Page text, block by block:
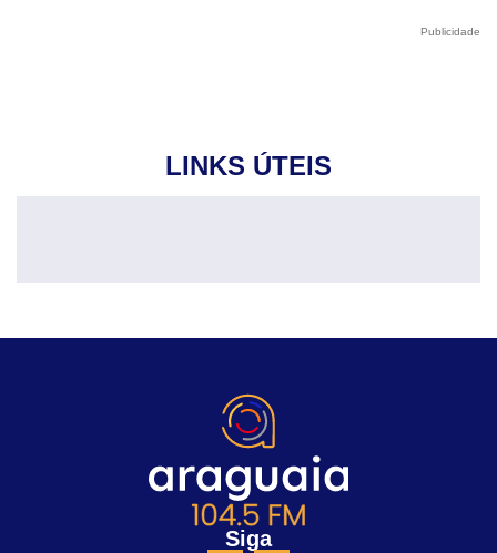
Publicidade
LINKS ÚTEIS
Siga